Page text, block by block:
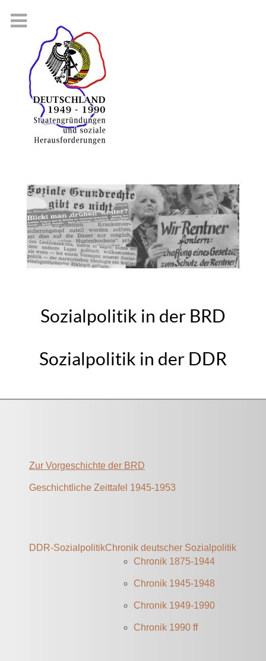
Sozialpolitik in der BRD
Sozialpolitik in der DDR
Zur Vorgeschichte der BRD
Geschichtliche Zeittafel 1945-1953
DDR-SozialpolitikChronik deutscher Sozialpolitik
Chronik 1875-1944
Chronik 1945-1948
Chronik 1949-1990
Chronik 1990 ff